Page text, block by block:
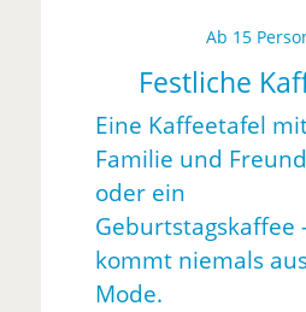
Ab 15
Festliche
Eine Kaffeetafel
Familie und
oder ein
Geburtstagskaffee
kommt niemals
Mode.